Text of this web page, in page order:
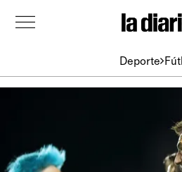
Deporte